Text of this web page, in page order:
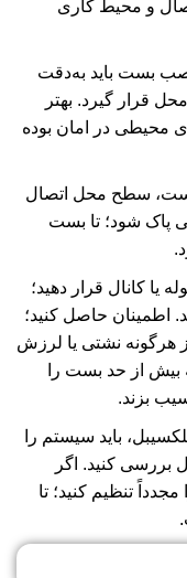
و محیط کاری
بست باید به‌دقت
قرار گیرد. بهتر
محیطی در امان بوده
سطح محل اتصال
پاک شود؛ تا بست
کانال قرار دهید؛
حاصل کنید؛
هرگونه نشتی یا لرزش
بیش از حد بست را
بزند.
باید سیستم را
بررسی کنید. اگر
تنظیم کنید؛ تا